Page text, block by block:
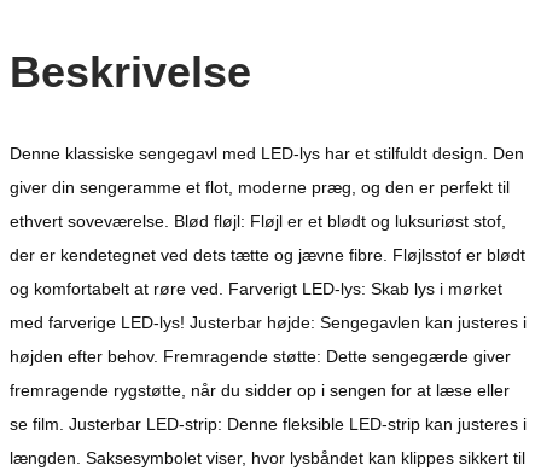
Beskrivelse
Denne klassiske sengegavl med LED-lys har et stilfuldt design. Den
giver din sengeramme et flot, moderne præg, og den er perfekt til
ethvert soveværelse. Blød fløjl: Fløjl er et blødt og luksuriøst stof,
der er kendetegnet ved dets tætte og jævne fibre. Fløjlsstof er blødt
og komfortabelt at røre ved. Farverigt LED-lys: Skab lys i mørket
med farverige LED-lys! Justerbar højde: Sengegavlen kan justeres i
højden efter behov. Fremragende støtte: Dette sengegærde giver
fremragende rygstøtte, når du sidder op i sengen for at læse eller
se film. Justerbar LED-strip: Denne fleksible LED-strip kan justeres i
længden. Saksesymbolet viser, hvor lysbåndet kan klippes sikkert til